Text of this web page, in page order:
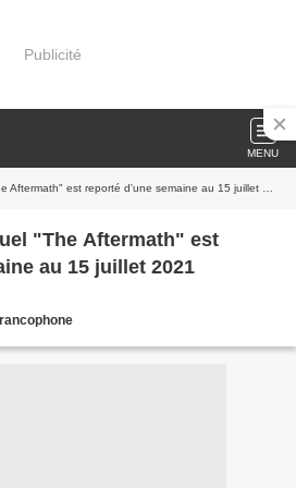
Publicité
MENU
est reporté d'une semaine au 15 juillet 2021
"The Aftermath" est
au 15 juillet 2021